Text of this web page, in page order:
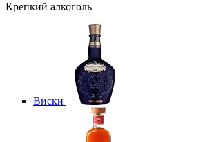
Крепкий алкоголь
Виски